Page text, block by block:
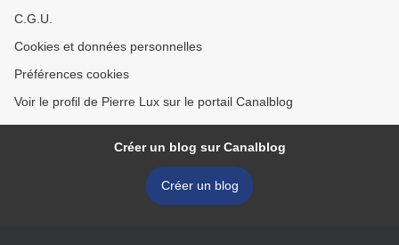
C.G.U.
Cookies et données personnelles
Préférences cookies
Voir le profil de Pierre Lux sur le portail Canalblog
Créer un blog sur Canalblog
Créer un blog